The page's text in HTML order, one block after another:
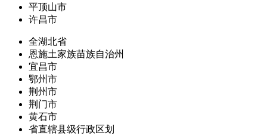
平顶山市
许昌市
全湖北省
恩施土家族苗族自治州
宜昌市
鄂州市
荆州市
荆门市
黄石市
省直辖县级行政区划